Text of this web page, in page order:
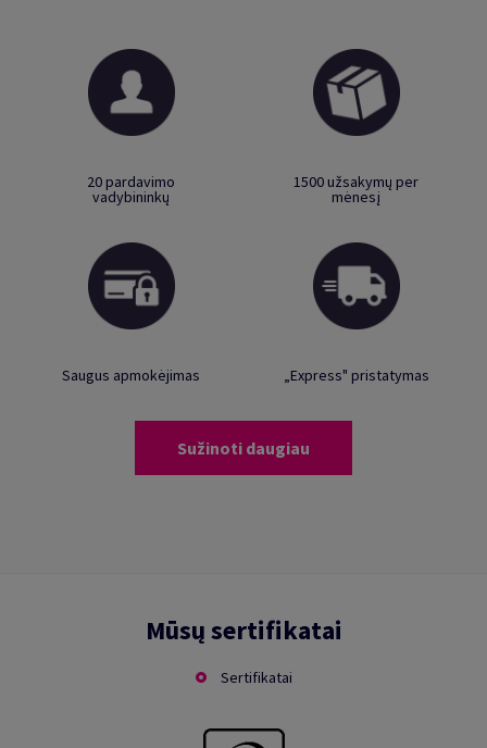
20 pardavimo
vadybininkų
1500 užsakymų per
mėnesį
Saugus apmokėjimas „Express" pristatymas
Sužinoti daugiau
Mūsų sertifikatai
Sertifikatai